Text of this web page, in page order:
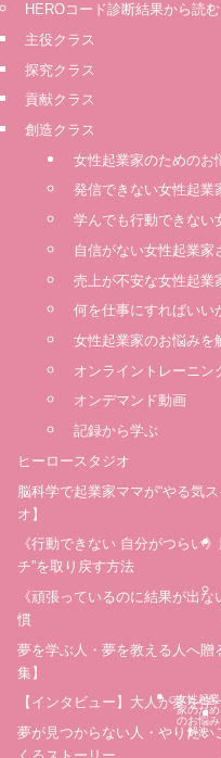
HEROコード診断結果から読む
主役クラス
探究クラス
貢献クラス
創造クラス
女性起業家のためのお
発信できない女性起業
学んでも行動できない
自信がない女性起業家
売上が不安な女性起業
何を仕事にすればいい
女性起業家のお悩みを
オンライントレーニン
オンデマンド動画
記録から学ぶ
ヒーロースタジオ
脳科学で起業家ママが“やる気
オ】
《行動できない 自分がつらい
チ”を取り戻す方法
《頑張っているのに結果が出
慣
夢を学ぶ人・夢を教える人へ贈
集】
【インタビュー】大人が夢を
夢が見つからない人・やりた
女性起業
家のため
のお悩み
解決